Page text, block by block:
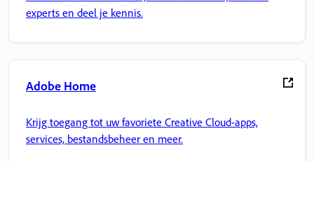
experts en deel je kennis.
Adobe Home
Krijg toegang tot uw favoriete Creative Cloud-apps,
services, bestandsbeheer en meer.